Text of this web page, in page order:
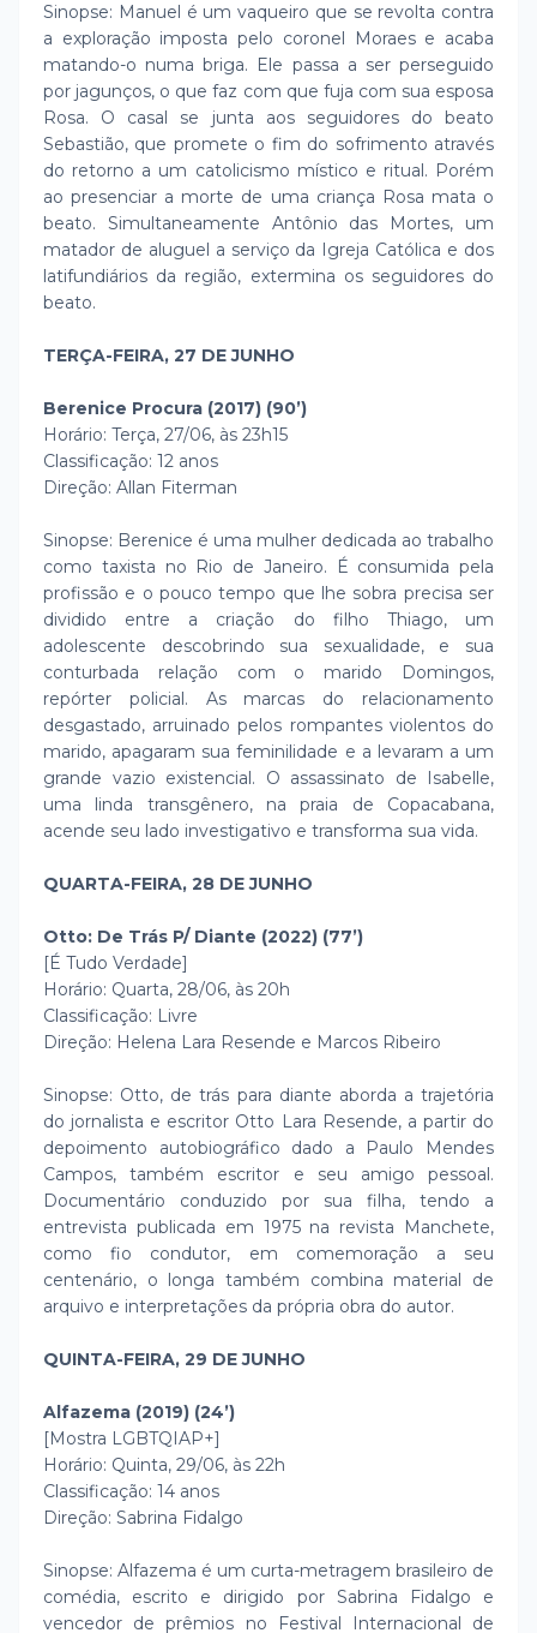
Sinopse: Manuel é um vaqueiro que se revolta contra
a exploração imposta pelo coronel Moraes e acaba
matando-o numa briga. Ele passa a ser perseguido
por jagunços, o que faz com que fuja com sua esposa
Rosa. O casal se junta aos seguidores do beato
Sebastião, que promete o fim do sofrimento através
do retorno a um catolicismo místico e ritual. Porém
ao presenciar a morte de uma criança Rosa mata o
beato. Simultaneamente Antônio das Mortes, um
matador de aluguel a serviço da Igreja Católica e dos
latifundiários da região, extermina os seguidores do
beato.
TERÇA-FEIRA, 27 DE JUNHO
Berenice Procura (2017) (90’)
Horário: Terça, 27/06, às 23h15
Classificação: 12 anos
Direção: Allan Fiterman
Sinopse: Berenice é uma mulher dedicada ao trabalho
como taxista no Rio de Janeiro. É consumida pela
profissão e o pouco tempo que lhe sobra precisa ser
dividido entre a criação do filho Thiago, um
adolescente descobrindo sua sexualidade, e sua
conturbada relação com o marido Domingos,
repórter policial. As marcas do relacionamento
desgastado, arruinado pelos rompantes violentos do
marido, apagaram sua feminilidade e a levaram a um
grande vazio existencial. O assassinato de Isabelle,
uma linda transgênero, na praia de Copacabana,
acende seu lado investigativo e transforma sua vida.
QUARTA-FEIRA, 28 DE JUNHO
Otto: De Trás P/ Diante (2022) (77’)
[É Tudo Verdade]
Horário: Quarta, 28/06, às 20h
Classificação: Livre
Direção: Helena Lara Resende e Marcos Ribeiro
Sinopse: Otto, de trás para diante aborda a trajetória
do jornalista e escritor Otto Lara Resende, a partir do
depoimento autobiográfico dado a Paulo Mendes
Campos, também escritor e seu amigo pessoal.
Documentário conduzido por sua filha, tendo a
entrevista publicada em 1975 na revista Manchete,
como fio condutor, em comemoração a seu
centenário, o longa também combina material de
arquivo e interpretações da própria obra do autor.
QUINTA-FEIRA, 29 DE JUNHO
Alfazema (2019) (24’)
[Mostra LGBTQIAP+]
Horário: Quinta, 29/06, às 22h
Classificação: 14 anos
Direção: Sabrina Fidalgo
Sinopse: Alfazema é um curta-metragem brasileiro de
comédia, escrito e dirigido por Sabrina Fidalgo e
vencedor de prêmios no Festival Internacional de